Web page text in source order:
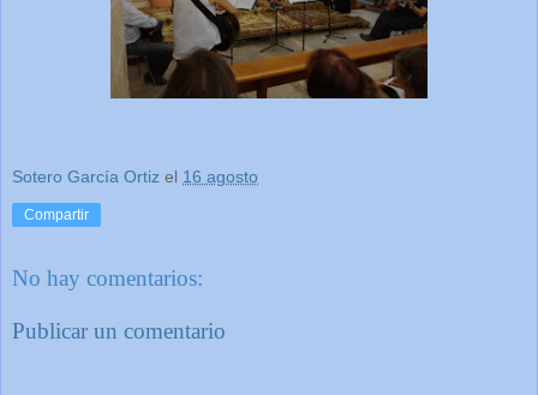
Sotero García Ortiz el 16 agosto
Compartir
No hay comentarios:
Publicar un comentario